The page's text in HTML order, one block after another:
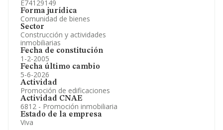
E74129149
Forma jurídica
Comunidad de bienes
Sector
Construcción y actividades
inmobiliarias
Fecha de constitución
1-2-2005
Fecha último cambio
5-6-2026
Actividad
Promoción de edificaciones
Actividad CNAE
6812 - Promoción inmobiliaria
Estado de la empresa
Viva